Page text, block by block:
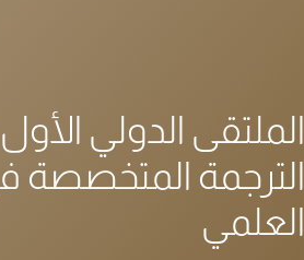
الملتقى الدولي
الترجمة المتخصصة
العلمي